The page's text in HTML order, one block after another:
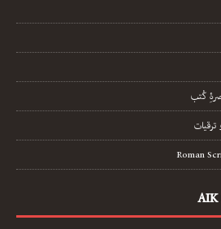
کُتب
ترقیات
Roman
AIK